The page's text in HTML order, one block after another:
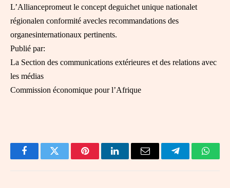
L’Alliancepromeut le concept deguichet unique nationalet
régionalen conformité avecles recommandations des
organesinternationaux pertinents.
Publié par:
La Section des communications extérieures et des relations avec
les médias
Commission économique pour l’Afrique
FacebookTwitter PinterestLinkedInEmail Telegram